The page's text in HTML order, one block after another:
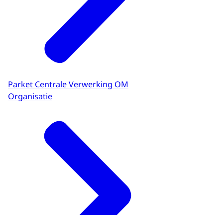
Parket Centrale Verwerking OM
Organisatie